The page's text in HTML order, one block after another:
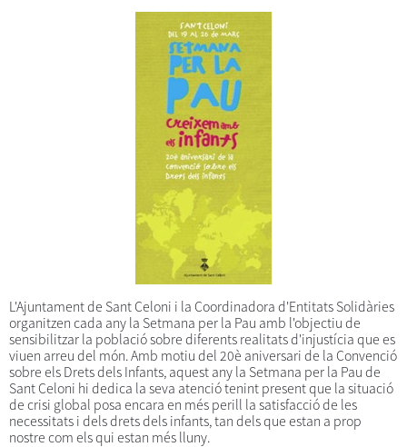
L'Ajuntament de Sant Celoni i la Coordinadora d'Entitats Solidàries
organitzen cada any la Setmana per la Pau amb l'objectiu de
sensibilitzar la població sobre diferents realitats d'injustícia que es
viuen arreu del món. Amb motiu del 20è aniversari de la Convenció
sobre els Drets dels Infants, aquest any la Setmana per la Pau de
Sant Celoni hi dedica la seva atenció tenint present que la situació
de crisi global posa encara en més perill la satisfacció de les
necessitats i dels drets dels infants, tan dels que estan a prop
nostre com els qui estan més lluny.